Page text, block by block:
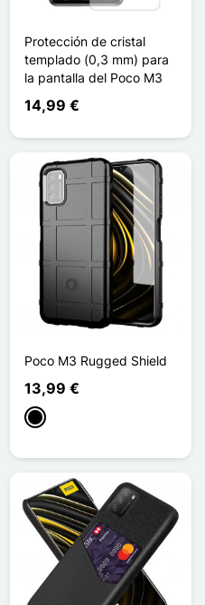
Protección de cristal
templado (0,3 mm) para
la pantalla del Poco M3
14,99 €
Poco M3 Rugged Shield
13,99 €
Negro